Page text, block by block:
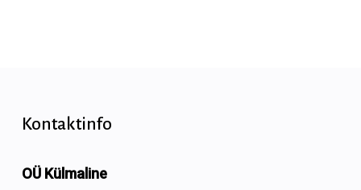
Kontaktinfo
OÜ Külmaline